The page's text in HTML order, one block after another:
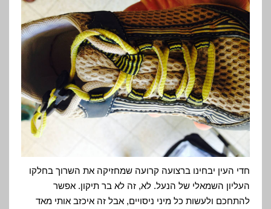
חדי העין יבחינו ברצועה קרועה שמחזיקה את השרוך בחלקו
העליון השמאלי של הנעל. לא, זה לא בר תיקון. אפשר
להתחכם ולעשות כל מיני ניסויים, אבל זה איכזב אותי מאד